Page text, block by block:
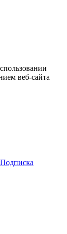
веб-сайта
Подписка